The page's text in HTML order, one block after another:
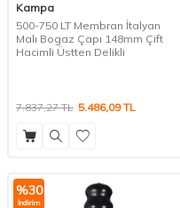
Kampa
500-750 LT Membran İtalyan
Malı Bogaz Çapı 148mm Çift
Hacimli Üstten Delikli
7.837,27TL 5.486,09TL
%30
İndirim